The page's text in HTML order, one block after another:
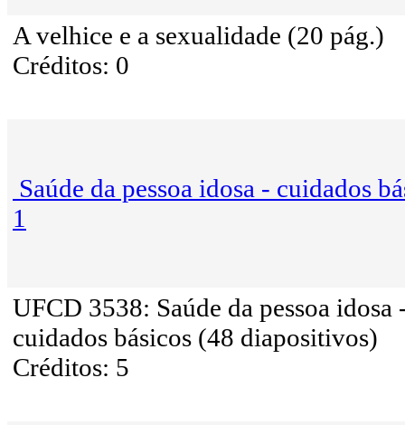
A velhice e a sexualidade (20 pág.)
Créditos: 0
Saúde da pessoa idosa - cuidados
1
UFCD 3538: Saúde da pessoa idosa
cuidados básicos (48 diapositivos)
Créditos: 5